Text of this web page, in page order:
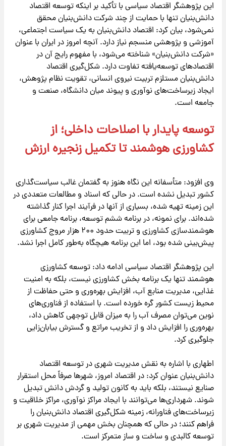
این پژوهشگر اقتصاد سیاسی با تأکید بر اینکه توسعه اقتصاد
دانش‌بنیان تنها با حمایت از چند شرکت دانش‌بنیان محقق
نمی‌شود، بیان کرد: اقتصاد دانش‌بنیان به یک سیاست اجتماعی،
آموزشی و پژوهشی منسجم نیاز دارد. آنچه امروز در ایران با عنوان
«شرکت دانش‌بنیان» شناخته می‌شود، با مفهوم رایج آن در
اقتصادهای توسعه‌یافته تفاوت دارد. شکل‌گیری اقتصاد
دانش‌بنیان مستلزم تربیت نیروی انسانی، تقویت نظام پژوهش،
ایجاد زیرساخت‌های نوآوری و پیوند میان دانشگاه، صنعت و
جامعه است.
توسعه پایدار با اصلاحات داخلی؛ از
کشاورزی هوشمند تا تکمیل زنجیره ارزش
وی افزود: متأسفانه این نگاه هنوز به گفتمان غالب سیاست‌گذاری
کشور تبدیل نشده است. در حالی که اسناد و مطالعات متعددی در
این زمینه تهیه شده، بسیاری از آنها در فرآیند اجرا کنار گذاشته
شده‌اند. برای نمونه، در برنامه ششم توسعه، برنامه جامعی برای
هوشمندسازی کشاورزی و تربیت حدود ۲۰۰ هزار مروج کشاورزی
پیش‌بینی شده بود، اما این برنامه هیچگاه به‌طور کامل اجرا نشد.
این پژوهشگر اقتصاد سیاسی ادامه داد: توسعه کشاورزی
هوشمند تنها یک برنامه بخش کشاورزی نیست، بلکه به امنیت
غذایی، مدیریت منابع آب، افزایش بهره‌وری و حتی حفاظت از
محیط زیست کشور گره خورده است. با استفاده از فناوری‌های
نوین می‌توان مصرف آب را به میزان قابل توجهی کاهش داد،
بهره‌وری را افزایش داد و از تخریب مراتع و گسترش بیابان‌زایی
جلوگیری کرد.
اطهاری با اشاره به نقش مدیریت شهری در توسعه اقتصاد
دانش‌بنیان عنوان کرد: در اقتصاد امروز، شهرها صرفاً محل استقرار
صنایع نیستند، بلکه باید به کانون تولید و گردش دانش تبدیل
شوند. شهرداری‌ها می‌توانند با ایجاد مراکز نوآوری، مراکز خلاقیت و
زیرساخت‌های فناورانه، زمینه شکل‌گیری اقتصاد دانش‌بنیان را
فراهم کنند؛ در حالی که همچنان بخش مهمی از مدیریت شهری بر
توسعه کالبدی و ساخت و ساز متمرکز است.